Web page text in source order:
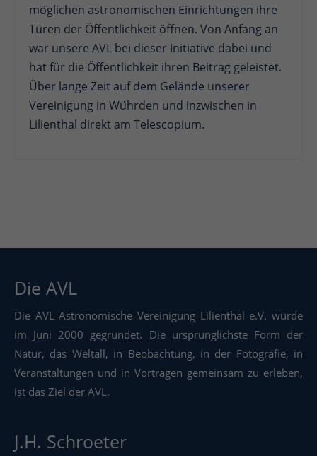
möglichen astronomischen Einrichtungen ihre
Türen der Öffentlichkeit öffnen. Von Anfang an
war unsere AVL bei dieser Initiative dabei und
hat für die Öffentlichkeit ihren Beitrag geleistet.
Über lange Zeit auf dem Gelände unserer
Vereinigung in Wührden und inzwischen in
Lilienthal direkt am Telescopium.
Die AVL
Die AVL Astronomische Vereinigung Lilienthal e.V. wurde
im Juni 2000 gegründet. Die ursprünglichste Form der
Natur, das Weltall, in Beobachtung, in der Fotografie, in
Veranstaltungen und in Vorträgen gemeinsam zu erleben,
ist das Ziel der AVL.
J.H. Schroeter